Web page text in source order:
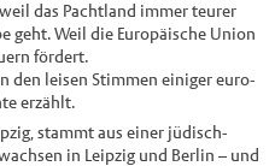
das Pachtland immer teurer
geht. Weil die Europäische Union
fördert.
den leisen Stimmen einiger euro­
erzählt.
stammt aus einer jüdisch-
in Leipzig und Berlin – und